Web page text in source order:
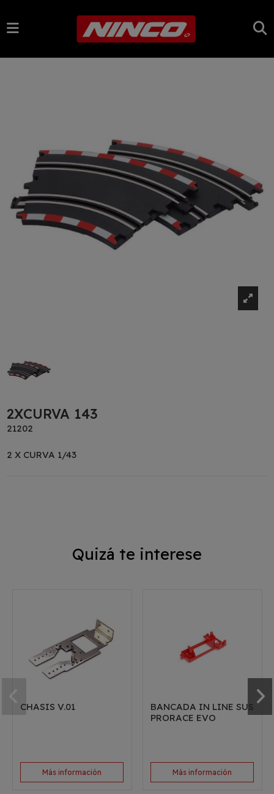
2XCURVA 143
21202
2 X CURVA 1/43
Quizá te interese
CHASIS V.01
Más información
BANCADA IN LINE SUS
PRORACE EVO
Más información